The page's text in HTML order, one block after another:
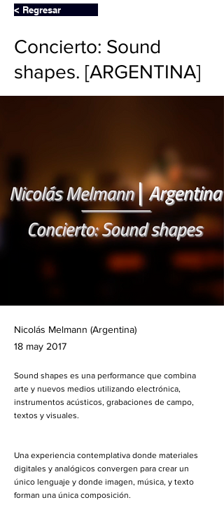
< Regresar
Concierto: Sound
shapes. [ARGENTINA]
Nicolás Melmann (Argentina)
18 may 2017
Sound shapes es una performance que combina
arte y nuevos medios utilizando electrónica,
instrumentos acústicos, grabaciones de campo,
textos y visuales.
Una experiencia contemplativa donde materiales
digitales y analógicos convergen para crear un
único lenguaje y donde imagen, música, y texto
forman una única composición.